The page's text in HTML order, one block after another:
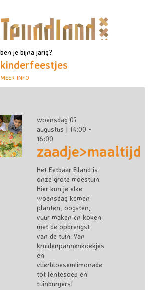
ben je bijna jarig?
kinderfeestjes
MEER INFO
woensdag 07
augustus | 14:00 -
16:00
zaadje>maaltijd
Het Eetbaar Eiland is
onze grote moestuin.
Hier kun je elke
woensdag komen
planten, oogsten,
vuur maken en koken
met de opbrengst
van de tuin. Van
kruidenpannenkoekjes
en
vlierbloesemlimonade
tot lentesoep en
tuinburgers!